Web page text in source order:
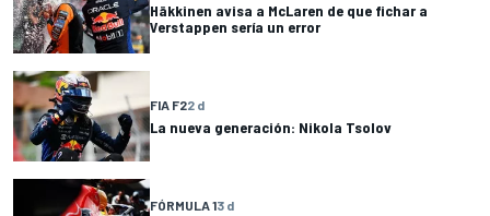
Häkkinen avisa a McLaren de que fichar a
Verstappen sería un error
FIA F22 d
La nueva generación: Nikola Tsolov
FÓRMULA 13 d